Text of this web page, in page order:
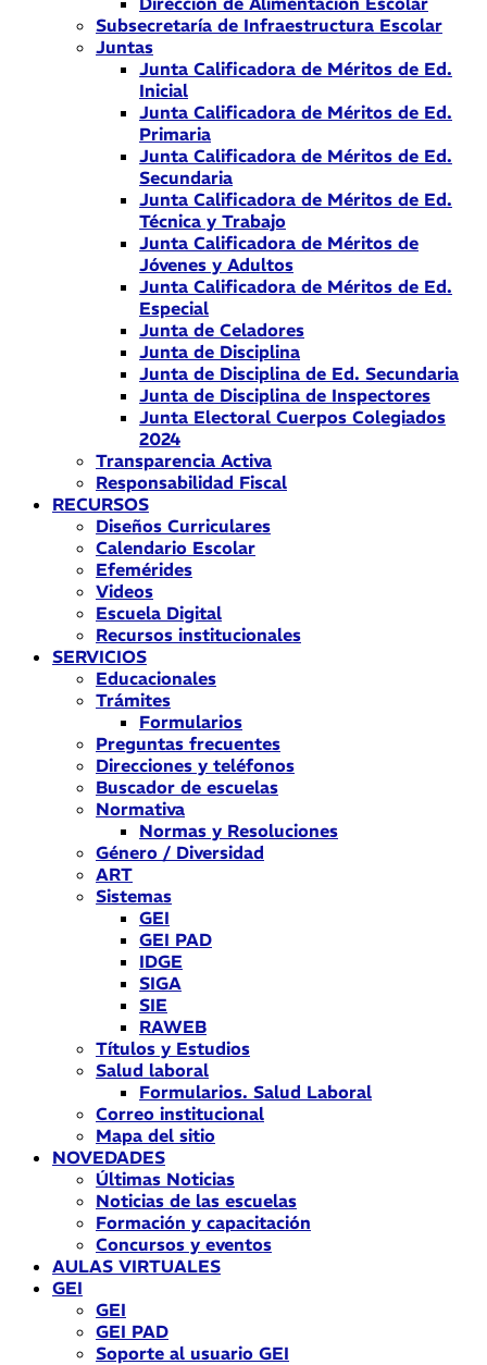
Subsecretaría de Infraestructura Escolar
Juntas
Junta Calificadora de Méritos de Ed.
Inicial
Junta Calificadora de Méritos de Ed.
Primaria
Junta Calificadora de Méritos de Ed.
Secundaria
Junta Calificadora de Méritos de Ed.
Técnica y Trabajo
Junta Calificadora de Méritos de
Jóvenes y Adultos
Junta Calificadora de Méritos de Ed.
Especial
Junta de Celadores
Junta de Disciplina
Junta de Disciplina de Ed. Secundaria
Junta de Disciplina de Inspectores
Junta Electoral Cuerpos Colegiados
2024
Transparencia Activa
Responsabilidad Fiscal
RECURSOS
Diseños Curriculares
Calendario Escolar
Efemérides
Videos
Escuela Digital
Recursos institucionales
SERVICIOS
Educacionales
Trámites
Formularios
Preguntas frecuentes
Direcciones y teléfonos
Buscador de escuelas
Normativa
Normas y Resoluciones
Género / Diversidad
ART
Sistemas
GEI
GEI PAD
IDGE
SIGA
SIE
RAWEB
Títulos y Estudios
Salud laboral
Formularios. Salud Laboral
Correo institucional
Mapa del sitio
NOVEDADES
Últimas Noticias
Noticias de las escuelas
Formación y capacitación
Concursos y eventos
AULAS VIRTUALES
GEI
GEI
GEI PAD
Soporte al usuario GEI